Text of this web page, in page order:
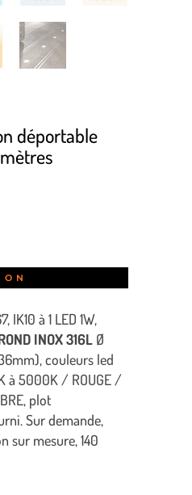
déportable
IK10 à 1 LED 1W,
INOX 316LØ
couleurs led
à 5000K / ROUGE /
plot
Sur demande,
sur mesure, 140